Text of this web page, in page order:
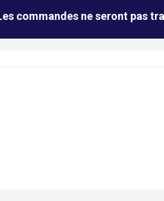
commandes ne seront pas